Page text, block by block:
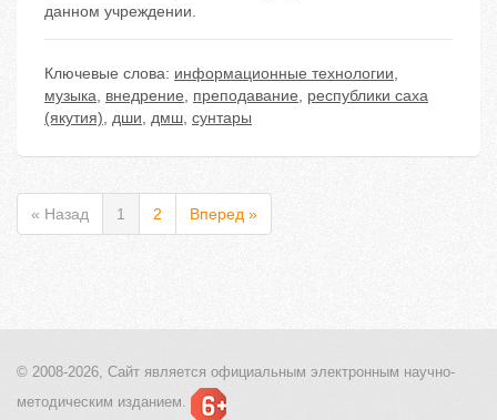
данном учреждении.
Ключевые слова: информационные технологии,
музыка, внедрение, преподавание, республики саха
(якутия), дши, дмш, сунтары
« Назад 1 2 Вперед »
© 2008-2026, Сайт является официальным электронным научно-
методическим изданием.